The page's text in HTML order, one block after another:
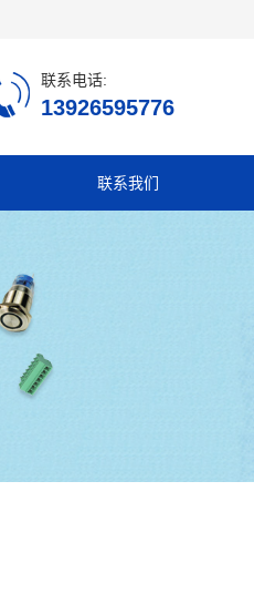
联系电话:
13926595776
联系我们